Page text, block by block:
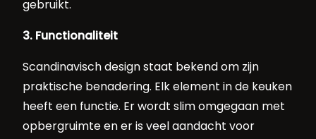
gebruikt.
3. Functionaliteit
Scandinavisch design staat bekend om zijn
praktische benadering. Elk element in de keuken
heeft een functie. Er wordt slim omgegaan met
opbergruimte en er is veel aandacht voor